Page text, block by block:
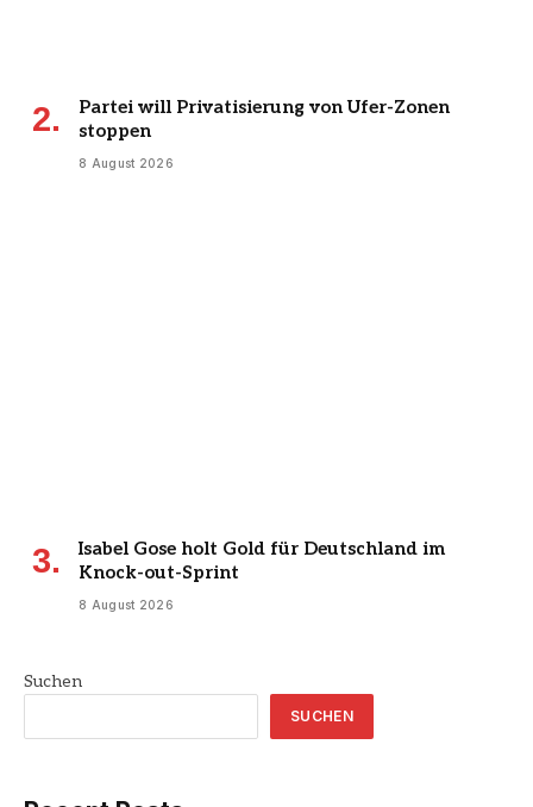
Partei will Privatisierung von Ufer-Zonen
stoppen
8 August 2026
Isabel Gose holt Gold für Deutschland im
Knock-out-Sprint
8 August 2026
Suchen
SUCHEN